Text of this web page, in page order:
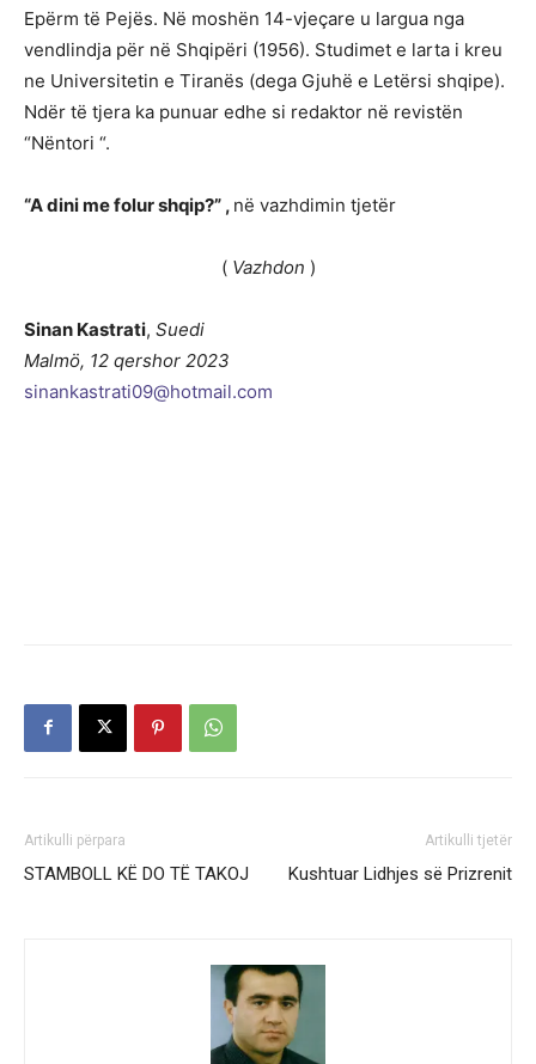
Epërm të Pejës. Në moshën 14-vjeçare u largua nga
vendlindja për në Shqipëri (1956). Studimet e larta i kreu
ne Universitetin e Tiranës (dega Gjuhë e Letërsi shqipe).
Ndër të tjera ka punuar edhe si redaktor në revistën
“Nëntori “.
“A dini me folur shqip?” , në vazhdimin tjetër
( Vazhdon )
Sinan Kastrati, Suedi
Malmö, 12 qershor 2023
sinankastrati09@hotmail.com
Artikulli përpara
STAMBOLL KË DO TË TAKOJ
Artikulli tjetër
Kushtuar Lidhjes së Prizrenit